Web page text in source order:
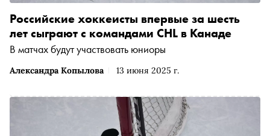
Александра Копылова 13 июня 2025 г.
Российские хоккеисты впервые за шесть
лет сыграют с командами CHL в Канаде
В матчах будут участвовать юниоры